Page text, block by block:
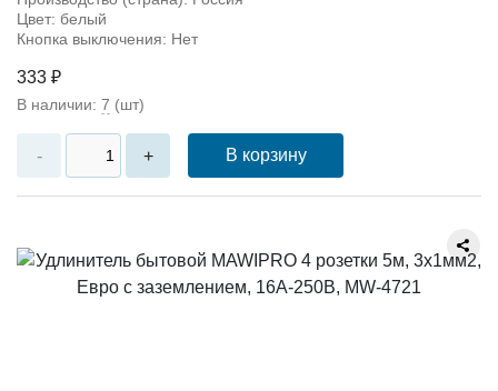
Цвет: белый
Кнопка выключения: Нет
333 ₽
В наличии: 7 (шт)
- + В корзину